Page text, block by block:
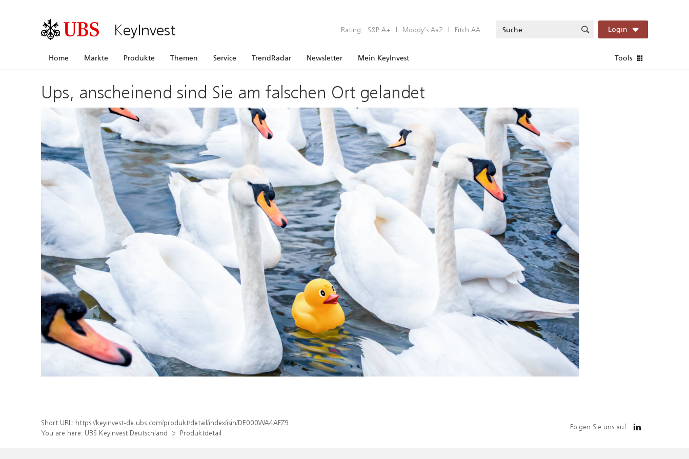
KeyInvest Rating: S&P A+ | Moody’s Aa2 | Fitch AA Login
Home Märkte Produkte Themen Service TrendRadar Newsletter Mein KeyInvest Tools
Ups, anscheinend sind Sie am falschen Ort gelandet
Short URL: https://keyinvest-de.ubs.com/produkt/detail/index/isin/DE000WA4AFZ9
You are here: UBS KeyInvest Deutschland Produktdetail
Folgen Sie uns auf